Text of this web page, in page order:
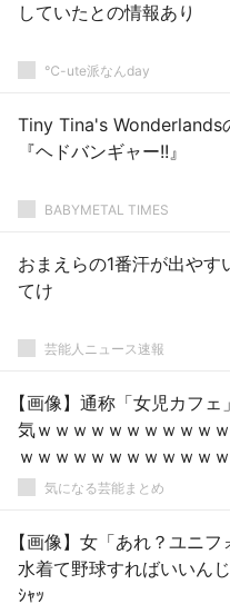
していたとの情報あり
℃-ute派なんday
Tiny Tina's Wonderlands
『ヘドバンギャー!!』
BABYMETAL TIMES
おまえらの1番汗が出やす
てけ
芸能人ニュース速報
【画像】通称「女児カフ
気ｗｗｗｗｗｗｗｗｗｗ
ｗｗｗｗｗｗｗｗｗｗｗ
気になる芸能まとめ
【画像】女「あれ？ユニ
水着て野球すればいいん
ｼｬｯ